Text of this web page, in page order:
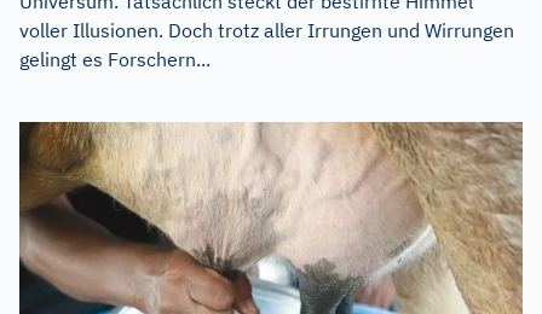
voller Illusionen. Doch trotz aller Irrungen und Wirrungen
gelingt es Forschern...